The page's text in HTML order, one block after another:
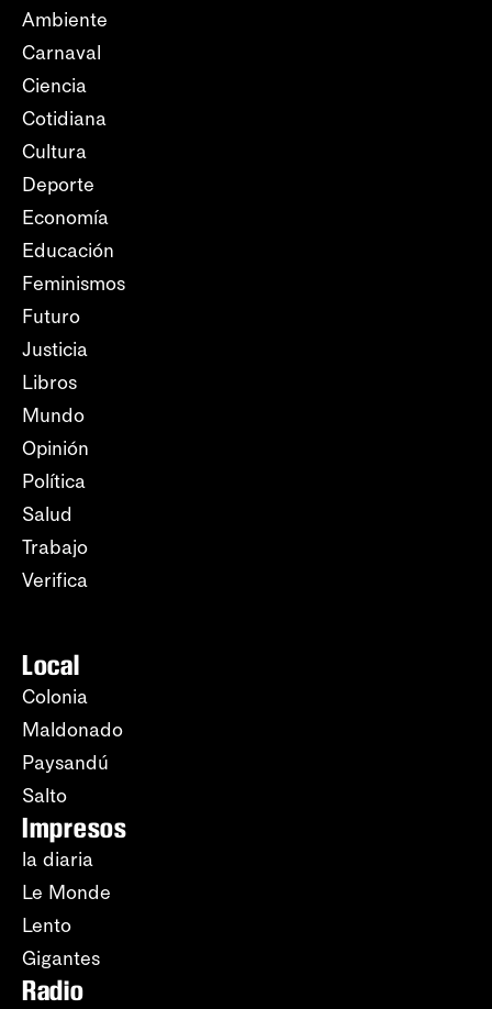
Ambiente
Carnaval
Ciencia
Cotidiana
Cultura
Deporte
Economía
Educación
Feminismos
Futuro
Justicia
Libros
Mundo
Opinión
Política
Salud
Trabajo
Verifica
Local
Colonia
Maldonado
Paysandú
Salto
Impresos
la diaria
Le Monde
Lento
Gigantes
Radio